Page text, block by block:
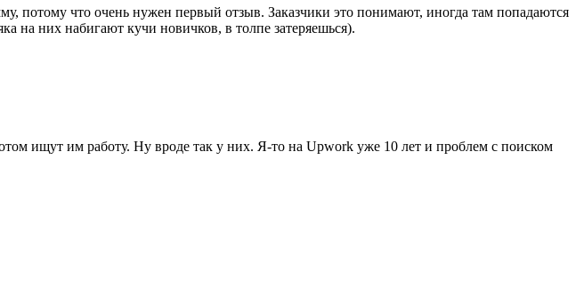
потому что очень нужен первый отзыв. Заказчики это понимают, иногда там попадаются
на них набигают кучи новичков, в толпе затеряешься).
ищут им работу. Ну вроде так у них. Я-то на Upwork уже 10 лет и проблем с поиском